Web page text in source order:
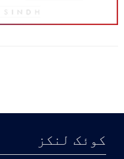
کوئک لنکز